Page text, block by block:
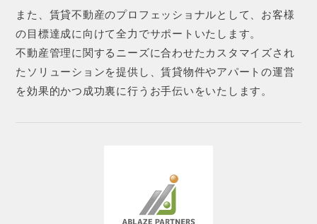
また、賃貸不動産のプロフェッショナルとして、お客様
の目標達成に向けて全力でサポートいたします。
不動産管理に関するニーズに合わせたカスタマイズされ
たソリューションを提供し、賃貸物件やアパートの運営
を効果的かつ成功裏に行うお手伝いをいたします。